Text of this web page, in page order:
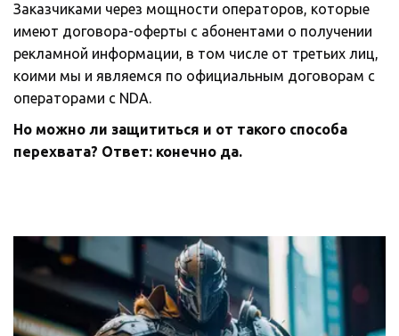
Заказчиками через мощности операторов, которые
имеют договора-оферты с абонентами о получении
рекламной информации, в том числе от третьих лиц,
коими мы и являемся по официальным договорам с
операторами с NDA.
Но можно ли защититься и от такого способа
перехвата? Ответ: конечно да.